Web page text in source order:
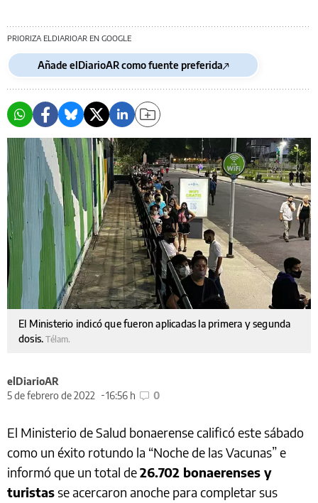
PRIORIZA ELDIARIOAR EN GOOGLE
Añade elDiarioAR como fuente preferida
El Ministerio indicó que fueron aplicadas la primera y segunda
dosis.Télam.
elDiarioAR
5 de febrero de 2022
16:56 h 0
El Ministerio de Salud bonaerense calificó este sábado
como un éxito rotundo la “Noche de las Vacunas” e
informó que un total de26.702 bonaerenses y
turistasse acercaron anoche para completar sus